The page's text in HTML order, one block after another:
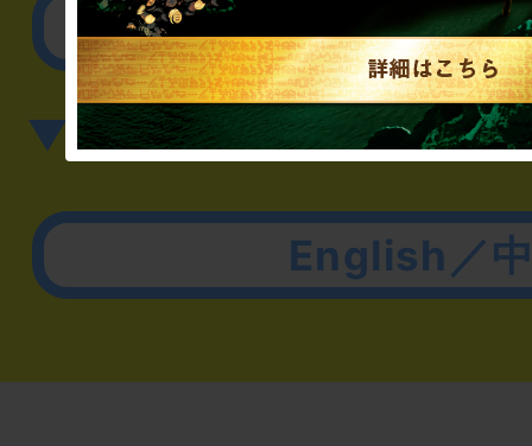
その他のご相談／
▼英語、中国語でのお問
English／